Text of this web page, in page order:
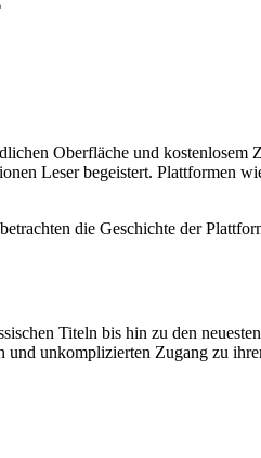
Oberfläche und kostenlosem
Leser begeistert. Plattformen
die Geschichte der
Titeln bis hin zu den
unkomplizierten Zugang zu